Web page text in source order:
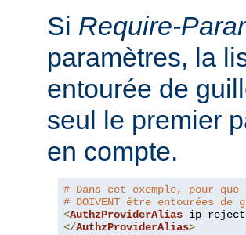
Si Require-
paramètres, la
entourée de
seul le premier
en compte.
# Dans cet exemple, pour
# DOIVENT être entourées de
<AuthzProviderAlias ip
</AuthzProviderAlias>